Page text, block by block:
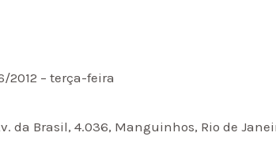
2012 – terça-feira
da Brasil, 4.036, Manguinhos, Rio de